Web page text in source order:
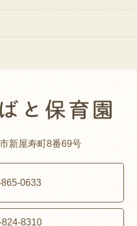
新屋寿町8番69号
0633
8310